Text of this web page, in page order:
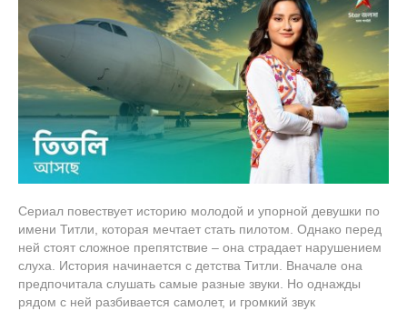
Сериал повествует историю молодой и упорной девушки по
имени Титли, которая мечтает стать пилотом. Однако перед
ней стоят сложное препятствие – она страдает нарушением
слуха. История начинается с детства Титли. Вначале она
предпочитала слушать самые разные звуки. Но однажды
рядом с ней разбивается самолет, и громкий звук